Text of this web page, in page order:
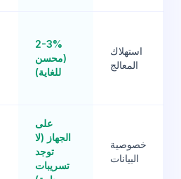
استهلاك
المعالج
2-3%
(محسن
للغاية)
خصوصية
البيانات
على
الجهاز (لا
توجد
تسريبات